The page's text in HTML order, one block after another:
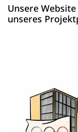
Unsere
unseres